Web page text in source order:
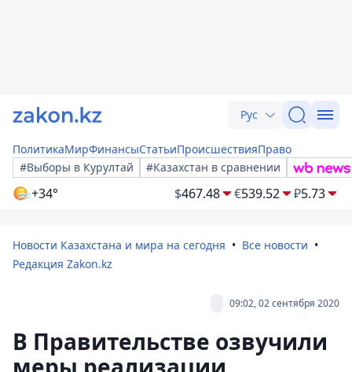
Рус
ПолитикаМирФинансыСтатьиПроисшествияПраво
#Выборы в Курултай
#Казахстан в сравнении
+34° $467.48 €539.52 ₽5.73
Новости Казахстана и мира на сегодня
Все новости
Редакция Zakon.kz
09:02, 02 сентября 2020
В Правительстве озвучили